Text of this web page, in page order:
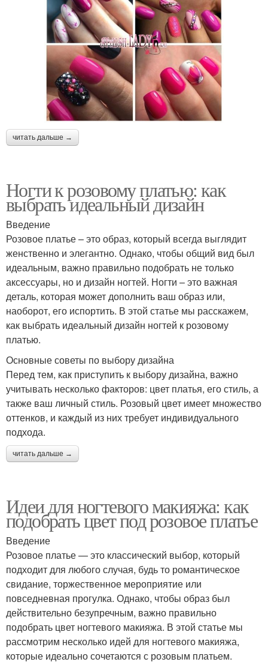
читать дальше →
Ногти к розовому платью: как
выбрать идеальный дизайн
Введение
Розовое платье – это образ, который всегда выглядит
женственно и элегантно. Однако, чтобы общий вид был
идеальным, важно правильно подобрать не только
аксессуары, но и дизайн ногтей. Ногти – это важная
деталь, которая может дополнить ваш образ или,
наоборот, его испортить. В этой статье мы расскажем,
как выбрать идеальный дизайн ногтей к розовому
платью.
Основные советы по выбору дизайна
Перед тем, как приступить к выбору дизайна, важно
учитывать несколько факторов: цвет платья, его стиль, а
также ваш личный стиль. Розовый цвет имеет множество
оттенков, и каждый из них требует индивидуального
подхода.
читать дальше →
Идеи для ногтевого макияжа: как
подобрать цвет под розовое платье
Введение
Розовое платье — это классический выбор, который
подходит для любого случая, будь то романтическое
свидание, торжественное мероприятие или
повседневная прогулка. Однако, чтобы образ был
действительно безупречным, важно правильно
подобрать цвет ногтевого макияжа. В этой статье мы
рассмотрим несколько идей для ногтевого макияжа,
которые идеально сочетаются с розовым платьем.